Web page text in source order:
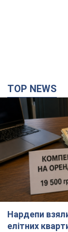
TOP NEWS
Нардепи
елітних